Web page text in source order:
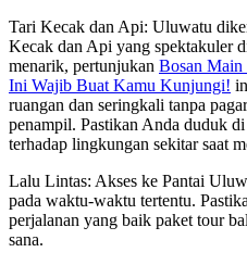
Tari Kecak dan Api: Uluwatu
Kecak dan Api yang spektakuler
menarik, pertunjukan Bosan Main
Ini Wajib Buat Kamu Kunjungi!
ruangan dan seringkali tanpa
penampil. Pastikan Anda duduk
terhadap lingkungan sekitar saat
Lalu Lintas: Akses ke Pantai
pada waktu-waktu tertentu.
perjalanan yang baik paket tour
sana.